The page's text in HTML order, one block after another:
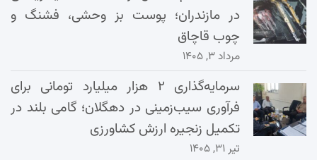
در مازندران؛ پوست بز وحشی، فشنگ و
چوب قاچاق
مرداد ۳, ۱۴۰۵
سرمایه‌گذاری ۲ هزار میلیارد تومانی برای
فرآوری سیب‌زمینی در دهگلان؛ گامی بلند در
تکمیل زنجیره ارزش کشاورزی
تیر ۳۱, ۱۴۰۵